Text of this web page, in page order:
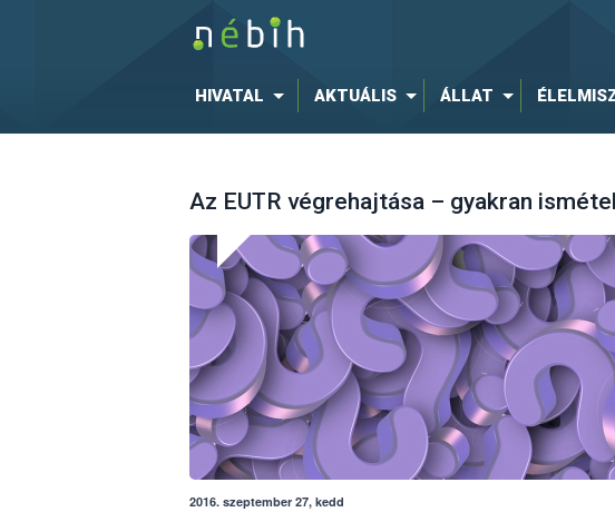
HIVATAL AKTUÁLIS ÁLLAT
Az EUTR végrehajtása – gyakran
2016. szeptember 27, kedd